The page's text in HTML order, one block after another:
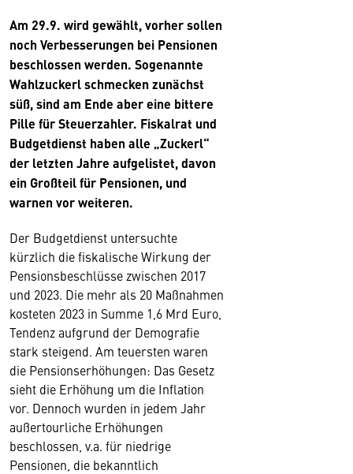
Am 29.9. wird gewählt, vorher sollen
noch Verbesserungen bei Pensionen
beschlossen werden. Sogenannte
Wahlzuckerl schmecken zunächst
süß, sind am Ende aber eine bittere
Pille für Steuerzahler. Fiskalrat und
Budgetdienst haben alle „Zuckerl“
der letzten Jahre aufgelistet, davon
ein Großteil für Pensionen, und
warnen vor weiteren.
Der Budgetdienst untersuchte
kürzlich die fiskalische Wirkung der
Pensionsbeschlüsse zwischen 2017
und 2023. Die mehr als 20 Maßnahmen
kosteten 2023 in Summe 1,6 Mrd Euro,
Tendenz aufgrund der Demografie
stark steigend. Am teuersten waren
die Pensionserhöhungen: Das Gesetz
sieht die Erhöhung um die Inflation
vor. Dennoch wurden in jedem Jahr
außertourliche Erhöhungen
beschlossen, v.a. für niedrige
Pensionen, die bekanntlich